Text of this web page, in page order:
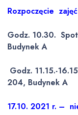
Rozpoczęcie
Godz. 10.30.
Budynek A
Godz. 11.15.-
204, Budynek A
17.10. 2021 r. –